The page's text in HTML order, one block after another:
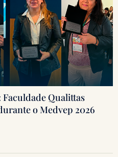
Qualittas
o Medvep 2026